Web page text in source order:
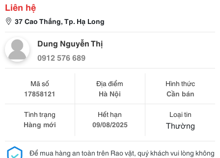
Liên hệ
37 Cao Thắng, Tp. Hạ Long
Dung Nguyễn Thị
0912 576 689
Mã số
17858121
Địa điểm
Hà Nội
Hình thức
Cần bán
Tình trạng
Hàng mới
Hết hạn
09/08/2025
Loại tin
Thường
Để mua hàng an toàn trên Rao vặt, quý khách vui lòng không